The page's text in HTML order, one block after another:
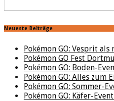
Neueste Beiträge
Pokémon GO: Vesprit als
Pokémon GO Fest
Pokémon GO: Boden-
Pokémon GO: Alles zum
Pokémon GO: Sommer-
Pokémon GO: Käfer-